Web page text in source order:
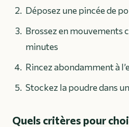
Déposez une pincée de
Brossez en mouvements
minutes
Rincez abondamment à
Stockez la poudre dans
Quels critères pour